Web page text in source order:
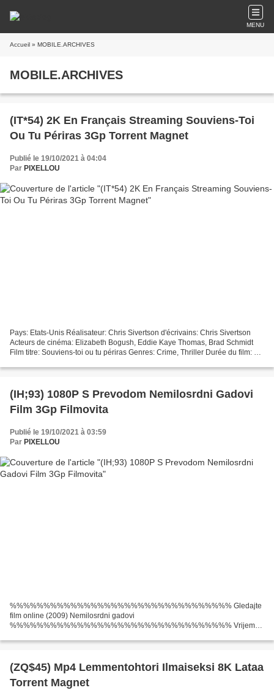
MENU
Accueil » MOBILE.ARCHIVES
MOBILE.ARCHIVES
(IT*54) 2K En Français Streaming Souviens-Toi
Ou Tu Périras 3Gp Torrent Magnet
Publié le 19/10/2021 à 04:04
Par PIXELLOU
Pays: Etats-Unis Réalisateur: Chris Sivertson d'écrivains: Chris Sivertson
Acteurs de cinéma: Elizabeth Bogush, Eddie Kaye Thomas, Brad Schmidt
Film titre: Souviens-toi ou tu périras Genres: Crime, Thriller Durée du film: 86
(IH;93) 1080P S Prevodom Nemilosrdni Gadovi
Film 3Gp Filmovita
Publié le 19/10/2021 à 03:59
Par PIXELLOU
%%%%%%%%%%%%%%%%%%%%%%%%%%%%%%%%% Gledajte
film online (2009) Nemilosrdni gadovi
%%%%%%%%%%%%%%%%%%%%%%%%%%%%%%%%% Vrijeme
Žanrovi filmova: Avantura, drama, rat Popis glumaca: Brad...
(ZQ$45) Mp4 Lemmentohtori Ilmaiseksi 8K Lataa
Torrent Magnet